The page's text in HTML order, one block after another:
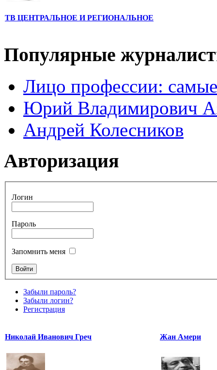
ТВ ЦЕНТРАЛЬНОЕ И РЕГИОНАЛЬНОЕ
Популярные
Лицо профессии:
Юрий Владимирович
Андрей Колесников
Авторизация
Логин
Пароль
Запомнить меня
Забыли пароль?
Забыли логин?
Регистрация
Николай Иванович Греч Жан Амери